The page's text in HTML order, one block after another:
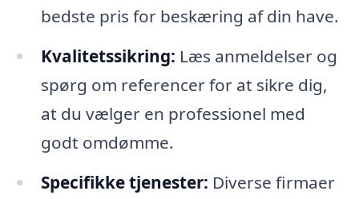
bedste pris for beskæring af din have.
Kvalitetssikring: Læs anmeldelser og
spørg om referencer for at sikre dig,
at du vælger en professionel med
godt omdømme.
Specifikke tjenester: Diverse firmaer